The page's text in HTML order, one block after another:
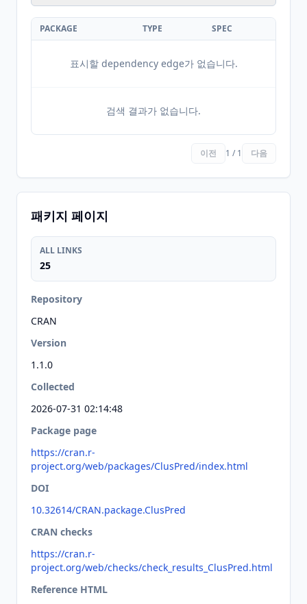
PACKAGE TYPE SPEC
표시할 dependency edge가 없습니다.
검색 결과가 없습니다.
이전 1 / 1 다음
패키지 페이지
ALL LINKS
25
Repository
CRAN
Version
1.1.0
Collected
2026-07-31 02:14:48
Package page
https://cran.r-
project.org/web/packages/ClusPred/index.html
DOI
10.32614/CRAN.package.ClusPred
CRAN checks
https://cran.r-
project.org/web/checks/check_results_ClusPred.html
Reference HTML